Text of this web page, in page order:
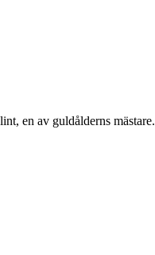
en av guldålderns mästare.